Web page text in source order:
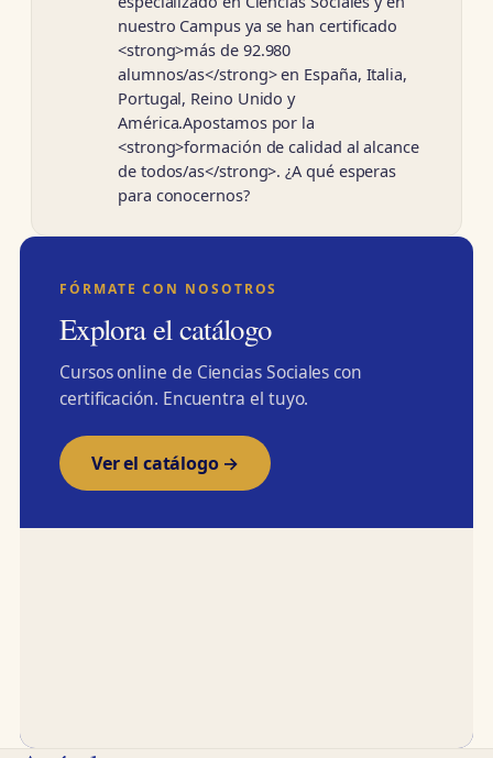
nuestro Campus ya se han certificado
<strong>más de 92.980
alumnos/as</strong> en España, Italia,
Portugal, Reino Unido y
América.Apostamos por la
<strong>formación de calidad al alcance
de todos/as</strong>. ¿A qué esperas
para conocernos?
FÓRMATE CON NOSOTROS
Explora el catálogo
Cursos online de Ciencias Sociales con
certificación. Encuentra el tuyo.
Ver el catálogo →